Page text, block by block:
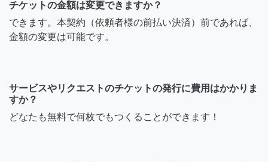
チケットの金額は変更できますか？
できます。本契約（依頼者様の前払い決済）前であれば、
金額の変更は可能です。
サービスやリクエストのチケットの発行に費用はかかりま
すか？
どなたも無料で何枚でもつくることができます！